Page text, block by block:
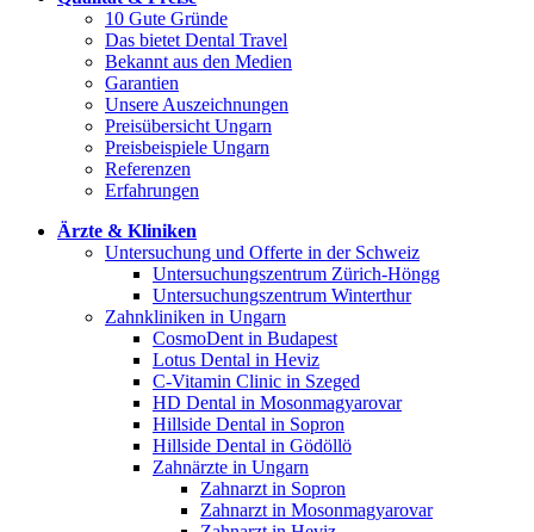
10 Gute Gründe
Das bietet Dental Travel
Bekannt aus den Medien
Garantien
Unsere Auszeichnungen
Preisübersicht Ungarn
Preisbeispiele Ungarn
Referenzen
Erfahrungen
Ärzte & Kliniken
Untersuchung und Offerte in der Schweiz
Untersuchungszentrum Zürich-Höngg
Untersuchungszentrum Winterthur
Zahnkliniken in Ungarn
CosmoDent in Budapest
Lotus Dental in Heviz
C-Vitamin Clinic in Szeged
HD Dental in Mosonmagyarovar
Hillside Dental in Sopron
Hillside Dental in Gödöllö
Zahnärzte in Ungarn
Zahnarzt in Sopron
Zahnarzt in Mosonmagyarovar